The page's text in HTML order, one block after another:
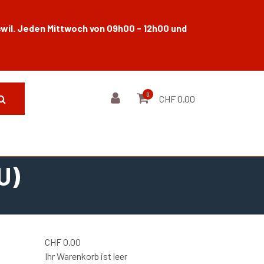
Jeden Mittwoch von 09h00 - 12h00 und
0 CHF 0.00
CHF0.00
Ihr Warenkorb ist leer